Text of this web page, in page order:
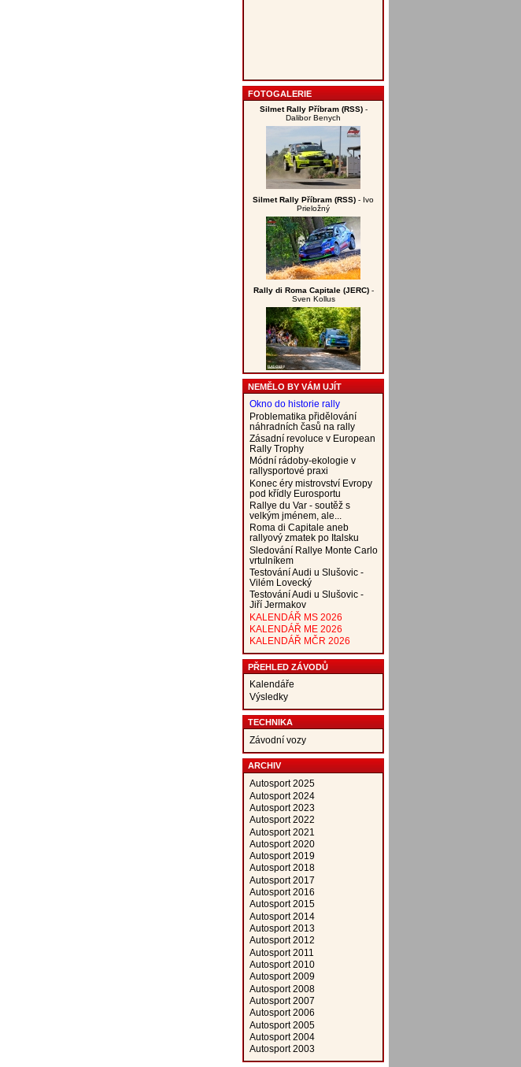
FOTOGALERIE
Silmet Rally Příbram (RSS)-
Dalibor Benych
Silmet Rally Příbram (RSS) - Ivo
Prieložný
Rally di Roma Capitale (JERC)-
Sven Kollus
NEMĚLO BY VÁM UJÍT
Okno do historie rally
Problematika přidělování
náhradních časů na rally
Zásadní revoluce v European
Rally Trophy
Módní rádoby-ekologie v
rallysportové praxi
Konec éry mistrovství Evropy
pod křídly Eurosportu
Rallye du Var - soutěž s
velkým jménem, ale...
Roma di Capitale aneb
rallyový zmatek po Italsku
Sledování Rallye Monte Carlo
vrtulníkem
Testování Audi u Slušovic -
Vilém Lovecký
Testování Audi u Slušovic -
Jiří Jermakov
KALENDÁŘ MS 2026
KALENDÁŘ ME 2026
KALENDÁŘ MČR 2026
PŘEHLED ZÁVODŮ
Kalendáře
Výsledky
TECHNIKA
Závodní vozy
ARCHIV
Autosport 2025
Autosport 2024
Autosport 2023
Autosport 2022
Autosport 2021
Autosport 2020
Autosport 2019
Autosport 2018
Autosport 2017
Autosport 2016
Autosport 2015
Autosport 2014
Autosport 2013
Autosport 2012
Autosport 2011
Autosport 2010
Autosport 2009
Autosport 2008
Autosport 2007
Autosport 2006
Autosport 2005
Autosport 2004
Autosport 2003